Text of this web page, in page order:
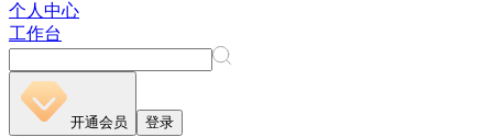
个人中心
工作台
开通会员 登录